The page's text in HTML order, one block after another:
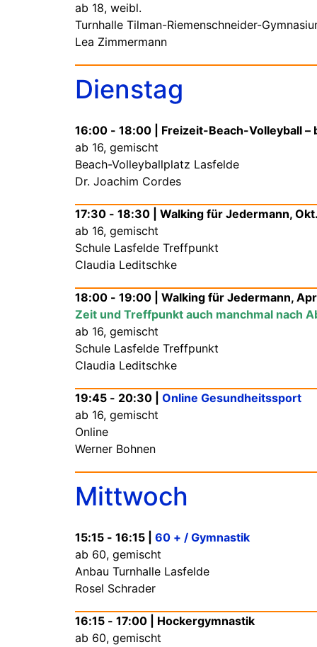
ab 18, weibl.
Turnhalle Tilman-Riemenschneider-
Lea Zimmermann
Dienstag
16:00 - 18:00 | Freizeit-Beach-Volleyball –
ab 16, gemischt
Beach-Volleyballplatz Lasfelde
Dr. Joachim Cordes
17:30 - 18:30 | Walking für Jedermann,
ab 16, gemischt
Schule Lasfelde Treffpunkt
Claudia Leditschke
18:00 - 19:00 | Walking für Jedermann,
Zeit und Treffpunkt auch manchmal nach
ab 16, gemischt
Schule Lasfelde Treffpunkt
Claudia Leditschke
19:45 - 20:30 | Online Gesundheitssport
ab 16, gemischt
Online
Werner Bohnen
Mittwoch
15:15 - 16:15 | 60 + / Gymnastik
ab 60, gemischt
Anbau Turnhalle Lasfelde
Rosel Schrader
16:15 - 17:00 | Hockergymnastik
ab 60, gemischt